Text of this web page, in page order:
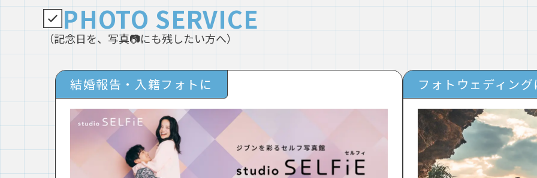
PHOTO SERVICE
（記念日を、写真📷にも残したい方へ）
結婚報告・入籍フォトに フォトウェディン